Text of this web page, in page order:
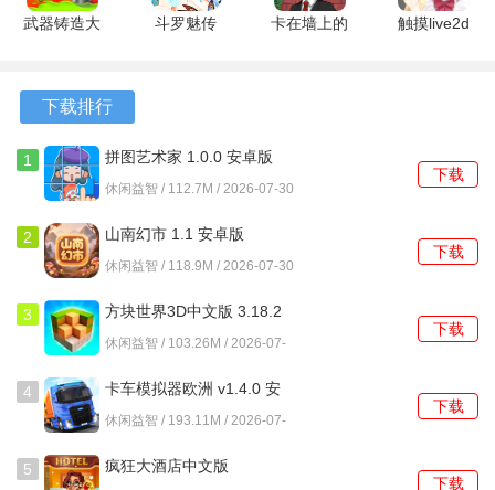
顺序与推箱方向，设计强化了面对面的沟通与即时策略调
3、无限撤销功能允许回溯到任意一步，配合无次数限制的设
定，使得尝试不同路径的成本为零，鼓励大胆进行逻辑实
验。
4、游戏界面将角色、箱子、目标点与墙壁等元素用高对比度
的像素图形区分，视觉信息传达高效，减少了无关元素的干
扰。
推箱子乐园DX怎么玩？
1、游戏初期关卡通常只有一个箱子和一个目标点，此时应优
先观察角色、箱子与目标点三者的相对位置，规划出一条不
将箱子推向死角的移动路径。
2、当关卡中出现多个箱子时，需要确定推箱的先后顺序，一
个常见的策略是先将最靠里或最难移动的箱子推到其目标点
武器铸造大
版
斗罗魅传
卡在墙上的
触摸live2d
下载排行
1 拼图艺术家 1.0.0 安卓版
休闲益智 / 112.7M / 2026-07-30
下载
2 山南幻市 1.1 安卓版
休闲益智 / 118.9M / 2026-07-30
下载
3
方块世界3D中文版 3.18.2
安卓版
休闲益智 / 103.26M / 2026-07-
下载
4
卡车模拟器欧洲 v1.4.0 安
卓版
休闲益智 / 193.11M / 2026-07-
下载
5
疯狂大酒店中文版
下载